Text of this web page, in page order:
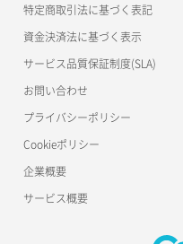
特定商取引法に基づく表記
資金決済法に基づく表示
サービス品質保証制度(SLA)
お問い合わせ
プライバシーポリシー
Cookieポリシー
企業概要
サービス概要